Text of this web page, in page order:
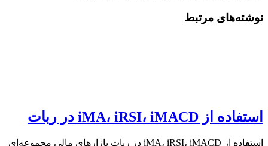
نوشته‌های مرتبط
استفاده از iMA، iRSI، iMACD در ربات
استفاده از iMA، iRSI، iMACD در ربات بازارهای مالی مجموعه‌ای